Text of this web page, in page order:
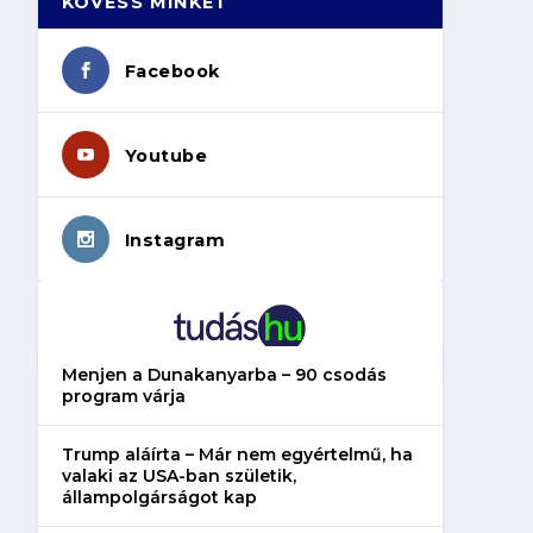
Facebook
Youtube
Instagram
Menjen a Dunakanyarba – 90 csodás
program várja
Trump aláírta – Már nem egyértelmű, ha
valaki az USA-ban születik,
állampolgárságot kap